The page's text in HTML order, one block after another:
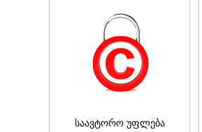
საავტორო უფლება